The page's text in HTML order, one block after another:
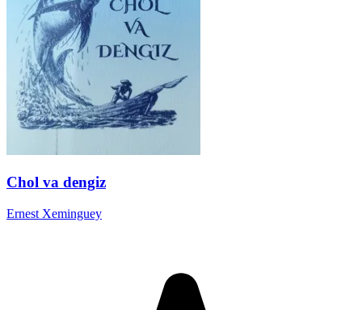
Chol va dengiz
Ernest Xeminguey